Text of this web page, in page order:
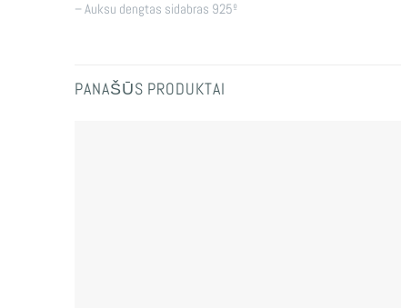
– Auksu dengtas sidabras 925º
PANAŠŪS PRODUKTAI